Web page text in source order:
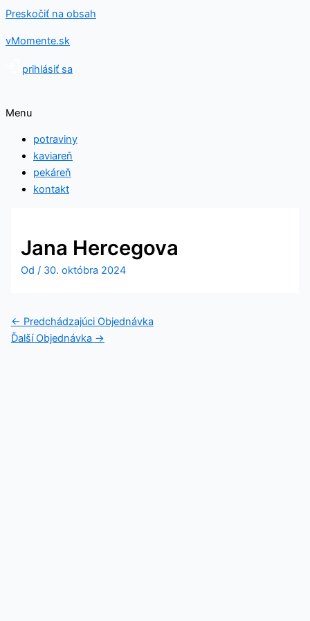
Preskočiť na obsah
vMomente.sk
prihlásiť sa
Menu
potraviny
kaviareň
pekáreň
kontakt
Jana Hercegova
Od / 30. októbra 2024
← Predchádzajúci Objednávka
Ďalší Objednávka →